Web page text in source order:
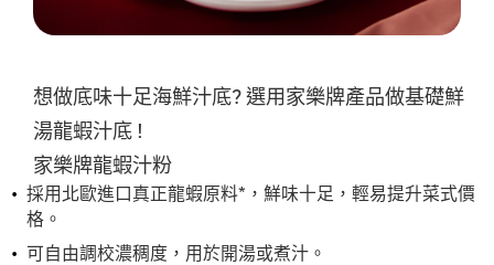
想做底味十足海鮮汁底? 選用家樂牌產品做基礎鮮
湯龍蝦汁底 !
家樂牌龍蝦汁粉
採用北歐進口真正龍蝦原料*，鮮味十足，輕易提升菜式價
格。
可自由調校濃稠度，用於開湯或煮汁。